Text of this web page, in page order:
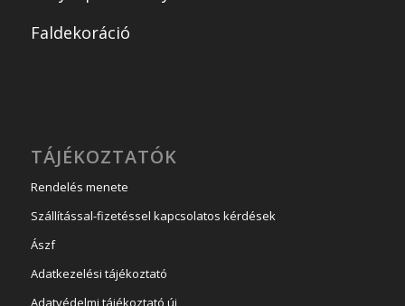
Faldekoráció
TÁJÉKOZTATÓK
Rendelés menete
Szállítással-fizetéssel kapcsolatos kérdések
Ászf
Adatkezelési tájékoztató